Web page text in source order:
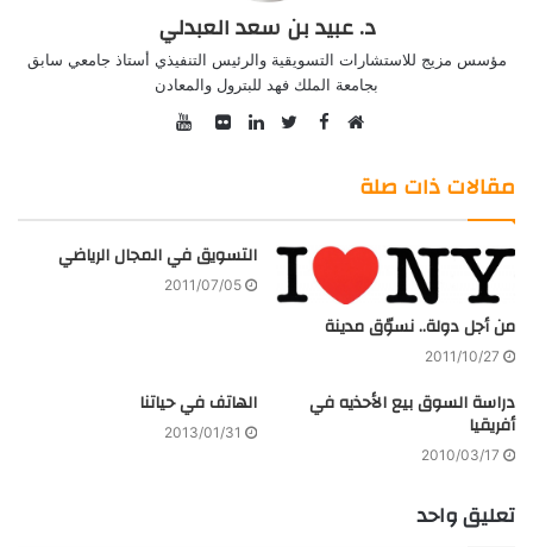
د. عبيد بن سعد العبدلي
مؤسس مزيج للاستشارات التسويقية والرئيس التنفيذي أستاذ جامعي سابق
بجامعة الملك فهد للبترول والمعادن
Facebook
مقالات ذات صلة
من أجل دولة.. نسوّق مدينة
2011/10/27
التسويق في المجال الرياضي
2011/07/05
دراسة السوق بيع الأحذيه في
أفريقيا
2010/03/17
الهاتف في حياتنا
2013/01/31
تعليق واحد